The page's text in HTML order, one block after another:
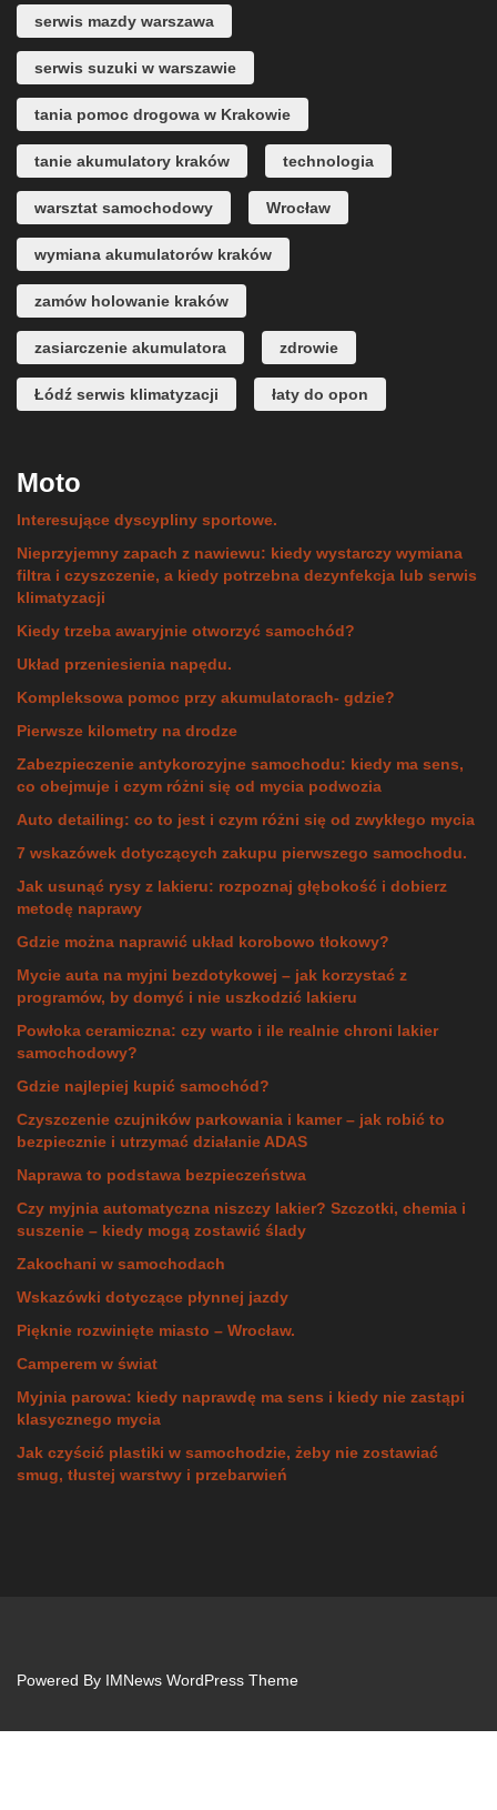
serwis mazdy warszawa
serwis suzuki w warszawie
tania pomoc drogowa w Krakowie
tanie akumulatory kraków technologia
warsztat samochodowy Wrocław
wymiana akumulatorów kraków
zamów holowanie kraków
zasiarczenie akumulatora zdrowie
Łódź serwis klimatyzacji łaty do opon
Moto
Interesujące dyscypliny sportowe.
Nieprzyjemny zapach z nawiewu: kiedy wystarczy wymiana
filtra i czyszczenie, a kiedy potrzebna dezynfekcja lub serwis
klimatyzacji
Kiedy trzeba awaryjnie otworzyć samochód?
Układ przeniesienia napędu.
Kompleksowa pomoc przy akumulatorach- gdzie?
Pierwsze kilometry na drodze
Zabezpieczenie antykorozyjne samochodu: kiedy ma sens,
co obejmuje i czym różni się od mycia podwozia
Auto detailing: co to jest i czym różni się od zwykłego mycia
7 wskazówek dotyczących zakupu pierwszego samochodu.
Jak usunąć rysy z lakieru: rozpoznaj głębokość i dobierz
metodę naprawy
Gdzie można naprawić układ korobowo tłokowy?
Mycie auta na myjni bezdotykowej – jak korzystać z
programów, by domyć i nie uszkodzić lakieru
Powłoka ceramiczna: czy warto i ile realnie chroni lakier
samochodowy?
Gdzie najlepiej kupić samochód?
Czyszczenie czujników parkowania i kamer – jak robić to
bezpiecznie i utrzymać działanie ADAS
Naprawa to podstawa bezpieczeństwa
Czy myjnia automatyczna niszczy lakier? Szczotki, chemia i
suszenie – kiedy mogą zostawić ślady
Zakochani w samochodach
Wskazówki dotyczące płynnej jazdy
Pięknie rozwinięte miasto – Wrocław.
Camperem w świat
Myjnia parowa: kiedy naprawdę ma sens i kiedy nie zastąpi
klasycznego mycia
Jak czyścić plastiki w samochodzie, żeby nie zostawiać
smug, tłustej warstwy i przebarwień
Powered By IMNews WordPress Theme